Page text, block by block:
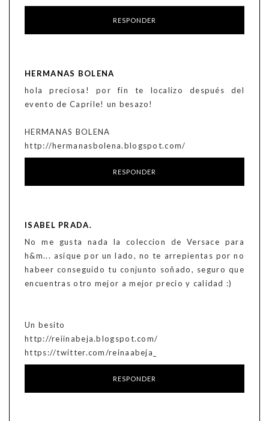
RESPONDER
HERMANAS BOLENA
hola preciosa! por fin te localizo después del
evento de Caprile! un besazo!
HERMANAS BOLENA
http://hermanasbolena.blogspot.com/
RESPONDER
ISABEL PRADA.
No me gusta nada la coleccion de Versace para
h&m... asique por un lado, no te arrepientas por no
habeer conseguido tu conjunto soñado, seguro que
encuentras otro mejor a mejor precio y calidad :)
Un besito
http://reiinabeja.blogspot.com/
https://twitter.com/reinaabeja_
RESPONDER